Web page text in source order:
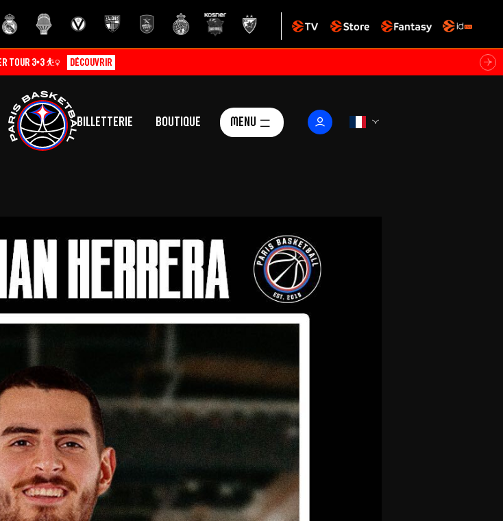
TOUR 3×3 ⛹️‍♀️ Découvrir
Billetterie Boutique Menu
vie au centre
Histoire
Foundation
Parisii
Volontaires
Contact
Arena
et informations
Tour
et séminaires
Partenaires
Nos partenaires
Devenir partenaire
Business Club